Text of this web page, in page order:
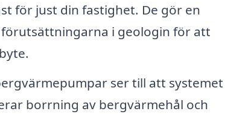
för just din fastighet. De gör en
i geologin för att
ser till att systemet
borrning av bergvärmehål och